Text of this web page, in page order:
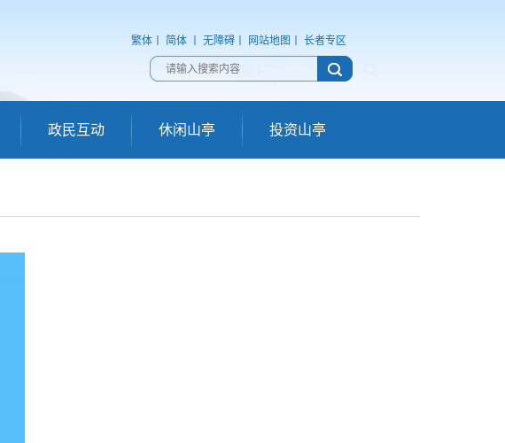
繁体 简体 无障碍 网站地图 长者专区
政民互动 休闲山亭 投资山亭